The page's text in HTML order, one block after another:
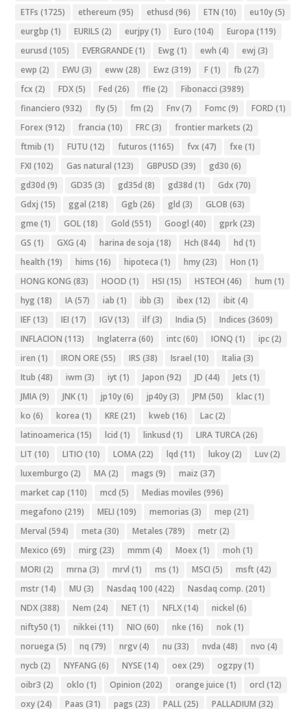
ETFs (1725) ethereum (95) ethusd (96) ETN (10) eu10y(5)
eurgbp (1) EURILS (2) eurjpy(1) Euro (104) Europa (119)
eurusd (105) EVERGRANDE(1) Ewg (1) ewh (4) ewj (3)
ewp (2) EWU (3) eww(28) Ewz (319) F(1) fb (27)
fcx (2) FDX(5) Fed (26) ffie (2) Fibonacci (3989)
financiero (932) fly(5) fm (2) Fnv(7) Fomc(9) FORD (1)
Forex (912) francia (10) FRC(3) frontier markets (2)
ftmib (1) FUTU (12) futuros (1165) fvx (47) fxe (1)
FXI (102) Gas natural (123) GBPUSD (39) gd30 (6)
gd30d (9) GD35 (3) gd35d (8) gd38d (1) Gdx (70)
Gdxj (15) ggal (218) Ggb (26) gld (3) GLOB (63)
gme (1) GOL(18) Gold (551) Googl (40) gprk(23)
GS (1) GXG (4) harina de soja (18) Hch (844) hd (1)
health (19) hims (16) hipoteca (1) hmy(23) Hon (1)
HONG KONG (83) HOOD (1) HSI (15) HSTECH (46) hum (1)
hyg (18) IA(57) iab (1) ibb (3) ibex (12) ibit (4)
IEF(13) IEI (17) IGV(13) ilf(3) India (5) Indices (3609)
INFLACION (113) Inglaterra (60) intc(60) IONQ (1) ipc(2)
iren (1) IRON ORE(55) IRS (38) Israel (10) Italia (3)
Itub (48) iwm (3) iyt (1) Japon (92) JD (44) Jets (1)
JMIA(9) JNK(1) jp10y(6) jp40y(3) JPM (50) klac(1)
ko (6) korea (1) KRE(21) kweb (16) Lac(2)
latinoamerica (15) lcid (1) linkusd (1) LIRA TURCA(26)
LIT (10) LITIO (10) LOMA(22) lqd (11) lukoy(2) Luv(2)
luxemburgo (2) MA(2) mags (9) maiz (37)
market cap (110) mcd (5) Medias moviles (996)
megafono (219) MELI (109) memorias (3) mep (21)
Merval (594) meta (30) Metales (789) metr(2)
Mexico (69) mirg (23) mmm (4) Moex (1) moh (1)
MORI (2) mrna (3) mrvl (1) ms (1) MSCI (5) msft (42)
mstr(14) MU (3) Nasdaq 100 (422) Nasdaq comp. (201)
NDX(388) Nem (24) NET (1) NFLX(14) nickel (6)
nifty50 (1) nikkei (11) NIO (60) nke (16) nok(1)
noruega (5) nq (79) nrgv(4) nu (33) nvda (48) nvo (4)
nycb (2) NYFANG (6) NYSE(14) oex (29) ogzpy(1)
oibr3 (2) oklo (1) Opinion (202) orange juice (1) orcl (12)
oxy(24) Paas (31) pags (23) PALL(25) PALLADIUM (32)